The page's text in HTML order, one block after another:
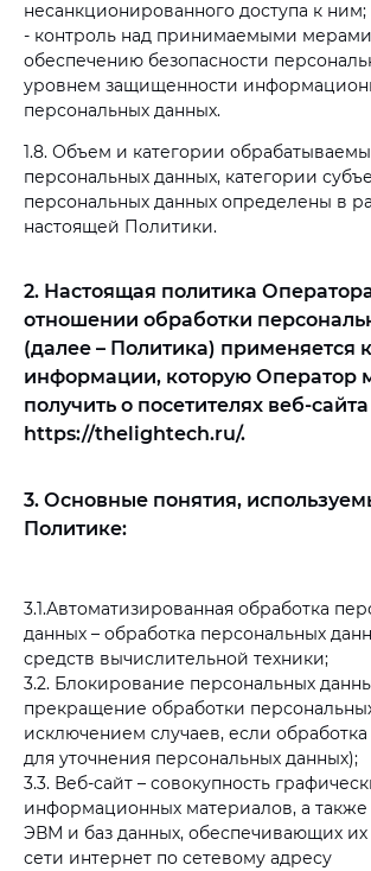
несанкционированного доступа к ним;
- контроль над принимаемыми
обеспечению безопасности
уровнем защищенности
персональных данных.
1.8. Объем и категории
персональных данных, категории
персональных данных определены в
настоящей Политики.
2. Настоящая политика
отношении обработки
(далее – Политика) применяется к
информации, которую Оператор
получить о посетителях веб-сайта
https://thelightech.ru/.
3. Основные понятия,
Политике:
3.1.Автоматизированная обработка
данных – обработка персональных
средств вычислительной техники;
3.2. Блокирование персональных
прекращение обработки
исключением случаев, если
для уточнения персональных данных);
3.3. Веб-сайт – совокупность
информационных материалов, а
ЭВМ и баз данных, обеспечивающих их
сети интернет по сетевому адресу